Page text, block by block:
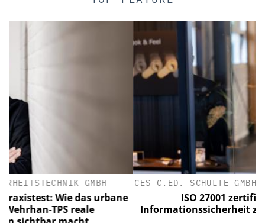
CES C.ED. SCHULTE GMBH
ISO 27001 zertifiziert: CES macht
Informationssicherheit zur Managementdisziplin